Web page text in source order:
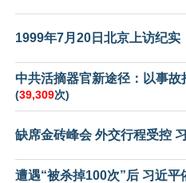
1999年7月20日北京上访纪实
中共活摘器官新途径：以事故
(39,309次)
缺席金砖峰会 外交行程受控
遭遇“被杀掉100次”后 习近平